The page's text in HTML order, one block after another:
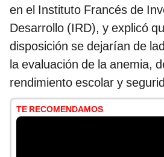
en el Instituto Francés de
Desarrollo (IRD), y explicó
disposición se dejarían de
la evaluación de la anemia,
rendimiento escolar y
TE RECOMENDAMOS